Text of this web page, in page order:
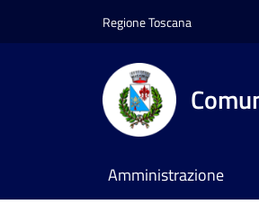
Regione Toscana
Amministrazione